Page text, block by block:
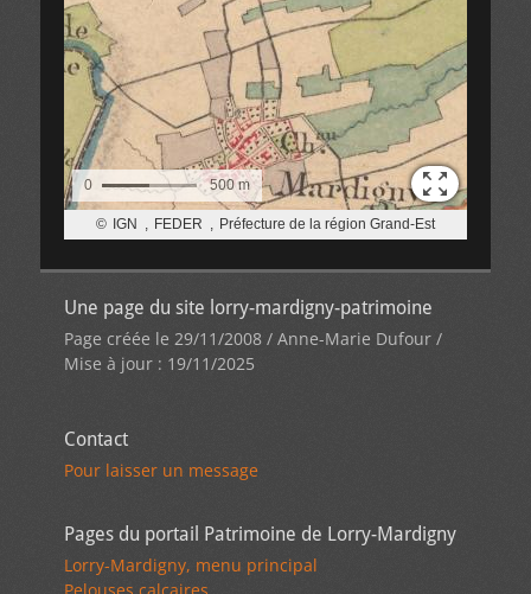
Une page du site lorry-mardigny-patrimoine
Page créée le 29/11/2008 / Anne-Marie Dufour /
Mise à jour : 19/11/2025
Contact
Pour laisser un message
Pages du portail Patrimoine de Lorry-Mardigny
Lorry-Mardigny, menu principal